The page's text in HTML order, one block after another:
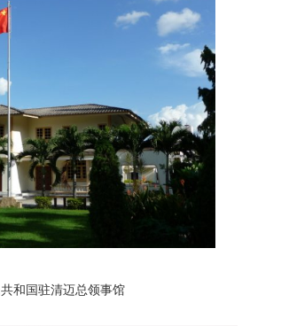
和国驻清迈总领事馆